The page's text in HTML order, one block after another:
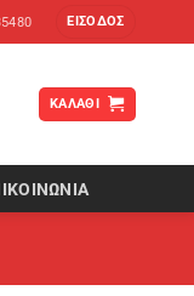
ΕΊΣΟΔΟΣ
ΚΑΛΆΘΙ